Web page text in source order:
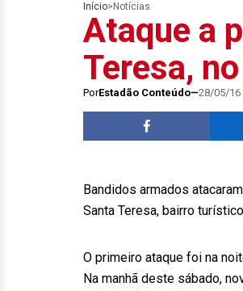
Início> Notícias
Ataque a
Teresa,
PorEstadão Conteúdo 28/05/16
Bandidos armados
Santa Teresa, bairro
O primeiro ataque foi na
Na manhã deste sábado,